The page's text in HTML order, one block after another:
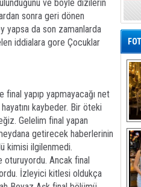
ve böyle dizilerin
sonra geri dönen
yapsa da son zamanlarda
iddialara gore Çocuklar
final yapıp yapmayacağı net
kaybeder. Bir öteki
Gelelim final yapan
getirecek haberlerinin
kimisi ilgilenmedi.
oturuyordu. Ancak final
İzleyici kitlesi oldukça